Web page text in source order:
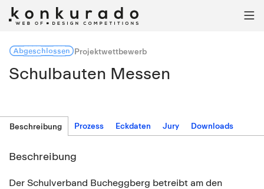

AbgeschlossenProjektwettbewerb
Schulbauten Messen
Beschreibung Prozess Eckdaten Jury Downloads
Beschreibung
Der Schulverband Bucheggberg betreibt am den